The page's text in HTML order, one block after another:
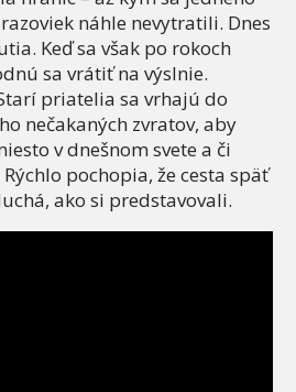
náhle nevytratili. Dnes
Keď sa však po rokoch
sa vrátiť na výslnie.
priatelia sa vrhajú do
nečakaných zvratov, aby
v dnešnom svete a či
pochopia, že cesta späť
ako si predstavovali.